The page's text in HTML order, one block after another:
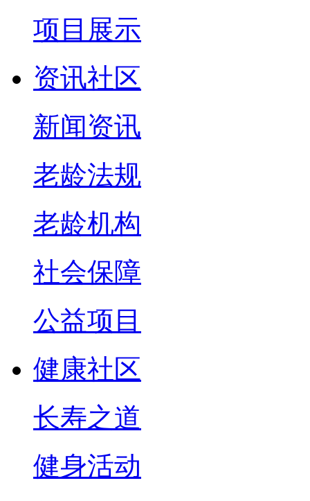
项目展示
资讯社区
新闻资讯
老龄法规
老龄机构
社会保障
公益项目
健康社区
长寿之道
健身活动